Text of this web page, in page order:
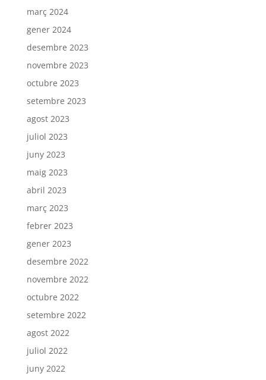
març 2024
gener 2024
desembre 2023
novembre 2023
octubre 2023
setembre 2023
agost 2023
juliol 2023
juny 2023
maig 2023
abril 2023
març 2023
febrer 2023
gener 2023
desembre 2022
novembre 2022
octubre 2022
setembre 2022
agost 2022
juliol 2022
juny 2022